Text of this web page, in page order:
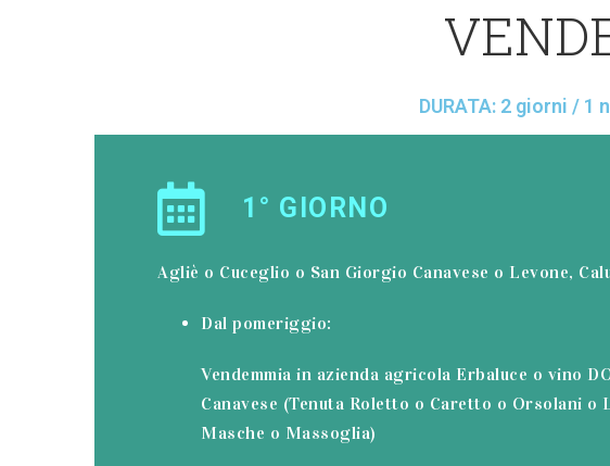
DURATA: 2 giorni / 1
1° GIORNO
Agliè o Cuceglio o San Giorgio Canavese o Levone,
Dal pomeriggio:
Vendemmia in azienda agricola Erbaluce o vino
Canavese (Tenuta Roletto o Caretto o Orsolani o
Masche o Massoglia)